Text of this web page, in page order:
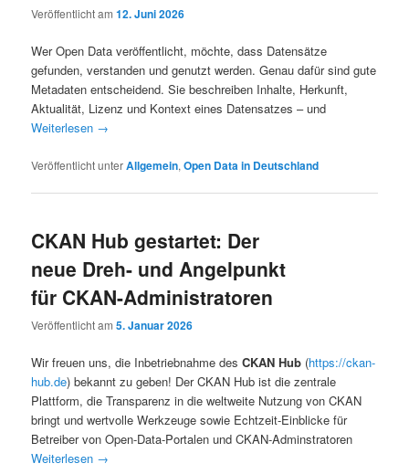
Veröffentlicht am12. Juni 2026
Wer Open Data veröffentlicht, möchte, dass Datensätze
gefunden, verstanden und genutzt werden. Genau dafür sind gute
Metadaten entscheidend. Sie beschreiben Inhalte, Herkunft,
Aktualität, Lizenz und Kontext eines Datensatzes – und
Weiterlesen →
Veröffentlicht unterAllgemein,Open Data in Deutschland
CKAN Hub gestartet: Der
neue Dreh- und Angelpunkt
für CKAN-Administratoren
Veröffentlicht am5. Januar 2026
Wir freuen uns, die Inbetriebnahme desCKAN Hub (https://ckan-
hub.de) bekannt zu geben! Der CKAN Hub ist die zentrale
Plattform, die Transparenz in die weltweite Nutzung von CKAN
bringt und wertvolle Werkzeuge sowie Echtzeit-Einblicke für
Betreiber von Open-Data-Portalen und CKAN-Adminstratoren
Weiterlesen →